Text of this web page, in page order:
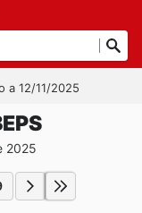
a 12/11/2025
2025